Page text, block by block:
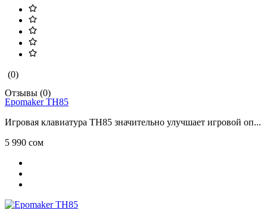
(0)
Отзывы (0)
Epomaker TH85
Игровая клавиатура TH85 значительно улучшает игровой оп...
5 990 сом